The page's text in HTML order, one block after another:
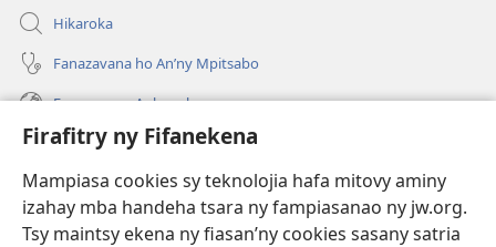
Firafitry ny Fifanekena
Mampiasa cookies sy teknolojia hafa mitovy aminy
izahay mba handeha tsara ny fampiasanao ny jw.org.
Tsy maintsy ekena ny fiasan’ny cookies sasany satria
Hikaroka
Fanazavana ho An’ny Mpitsabo
Fanazavana Ankapobeny
Fanampiana
Fanomezana
(manokatra
rohy)